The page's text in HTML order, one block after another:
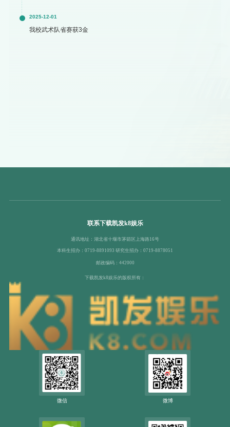
2025-12-01
我校武术队省赛获3金
联系下载凯发k8娱乐
通讯地址：湖北省十堰市茅箭区上海路16号
本科生招办：0719-8891093 研究生招办：0719-8878051
邮政编码：442000
下载凯发k8娱乐的版权所有：
微信 微博